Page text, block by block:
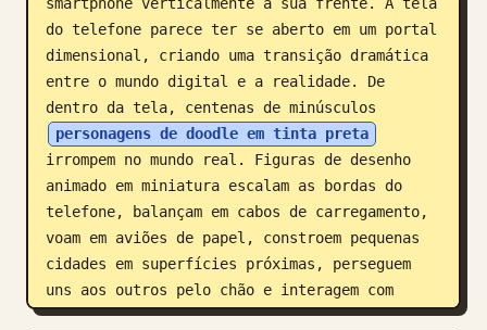
do telefone parece ter se aberto em um portal
dimensional, criando uma transição dramática
entre o mundo digital e a realidade. De
dentro da tela, centenas de minúsculos
personagens de doodle em tinta preta
irrompem no mundo real. Figuras de desenho
animado em miniatura escalam as bordas do
telefone, balançam em cabos de carregamento,
voam em aviões de papel, constroem pequenas
cidades em superfícies próximas, perseguem
uns aos outros pelo chão e interagem com
objetos do mundo real de maneiras lúdicas.